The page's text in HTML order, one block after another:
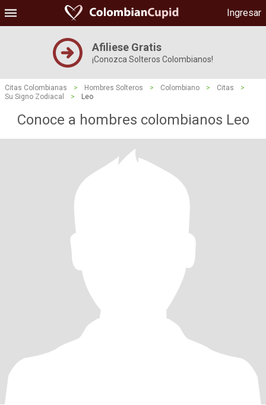
Ingresar
Afiliese Gratis
¡Conozca Solteros Colombianos!
Citas Colombianas > Hombres Solteros > Colombiano > Citas
>
Su Signo Zodiacal
> Leo
Conoce a hombres colombianos Leo